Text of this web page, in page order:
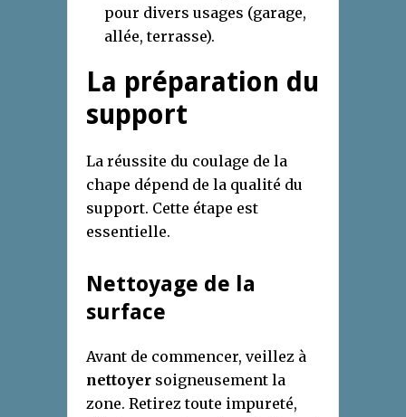
pour divers usages (garage,
allée, terrasse).
La préparation du
support
La réussite du coulage de la
chape dépend de la qualité du
support. Cette étape est
essentielle.
Nettoyage de la
surface
Avant de commencer, veillez à
nettoyer soigneusement la
zone. Retirez toute impureté,